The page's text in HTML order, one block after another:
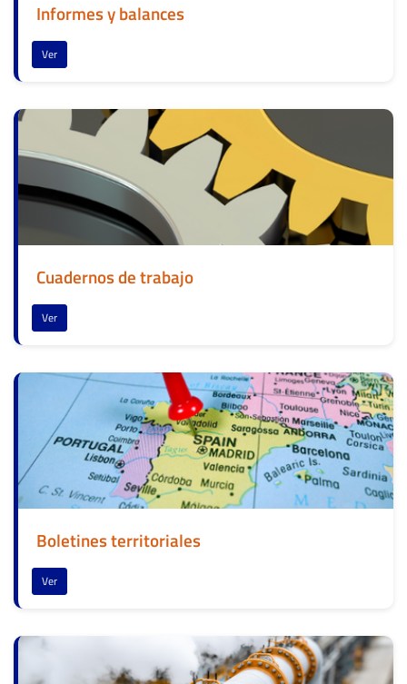
Informes y balances
Ver
Cuadernos de trabajo
Ver
Boletines territoriales
Ver